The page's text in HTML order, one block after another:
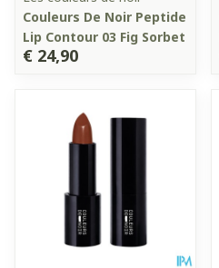
Couleurs De Noir Peptide
Lip Contour 03 Fig Sorbet
€ 24,90